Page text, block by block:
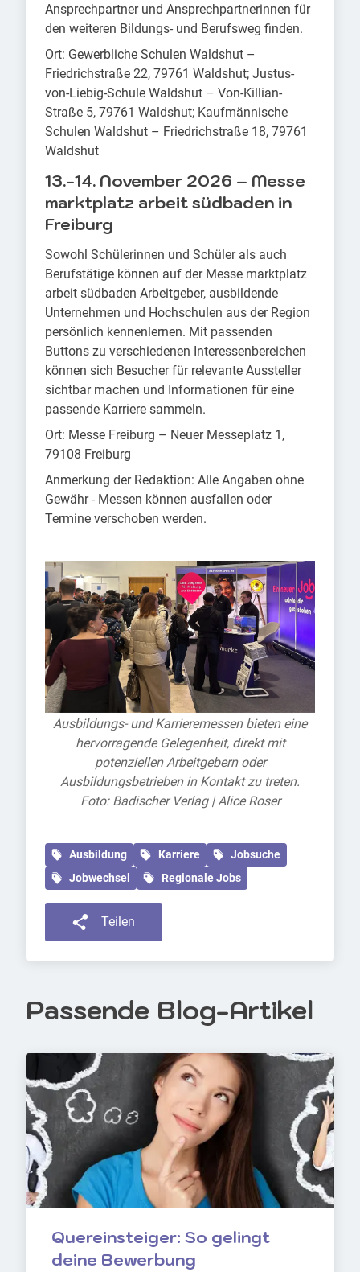
Ansprechpartner und Ansprechpartnerinnen für
den weiteren Bildungs- und Berufsweg finden.
Ort: Gewerbliche Schulen Waldshut –
Friedrichstraße 22, 79761 Waldshut; Justus-
von-Liebig-Schule Waldshut – Von-Killian-
Straße 5, 79761 Waldshut; Kaufmännische
Schulen Waldshut – Friedrichstraße 18, 79761
Waldshut
13.-14. November 2026 – Messe
marktplatz arbeit südbaden in
Freiburg
Sowohl Schülerinnen und Schüler als auch
Berufstätige können auf der Messe marktplatz
arbeit südbaden Arbeitgeber, ausbildende
Unternehmen und Hochschulen aus der Region
persönlich kennenlernen. Mit passenden
Buttons zu verschiedenen Interessenbereichen
können sich Besucher für relevante Aussteller
sichtbar machen und Informationen für eine
passende Karriere sammeln.
Ort: Messe Freiburg – Neuer Messeplatz 1,
79108 Freiburg
Anmerkung der Redaktion: Alle Angaben ohne
Gewähr - Messen können ausfallen oder
Termine verschoben werden.
Ausbildungs- und Karrieremessen bieten eine
hervorragende Gelegenheit, direkt mit
potenziellen Arbeitgebern oder
Ausbildungsbetrieben in Kontakt zu treten.
Foto: Badischer Verlag | Alice Roser
Ausbildung Karriere
Jobsuche
Jobwechsel
Regionale Jobs
Teilen
Passende Blog-Artikel
Quereinsteiger: So gelingt
deine Bewerbung